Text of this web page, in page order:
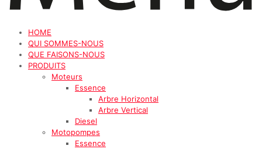
HOME
QUI SOMMES-NOUS
QUE FAISONS-NOUS
PRODUITS
Moteurs
Essence
Arbre Horizontal
Arbre Vertical
Diesel
Motopompes
Essence